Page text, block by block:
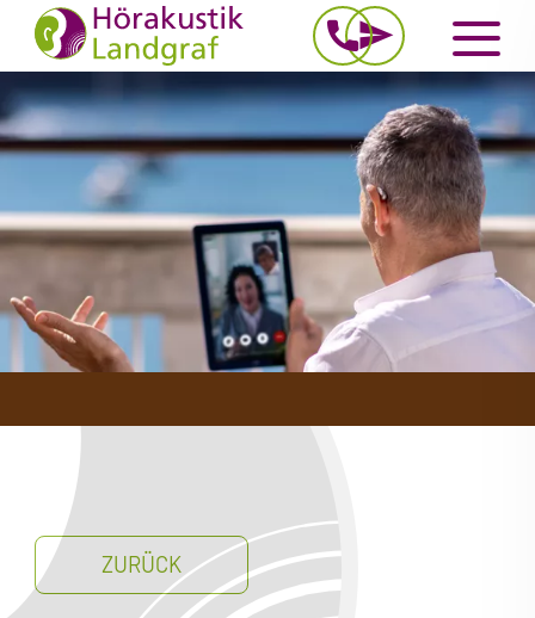
Wilsdruff
Tel:03 52 04.
Waldenburg
Tel:
03 76 08.
ZURÜCK